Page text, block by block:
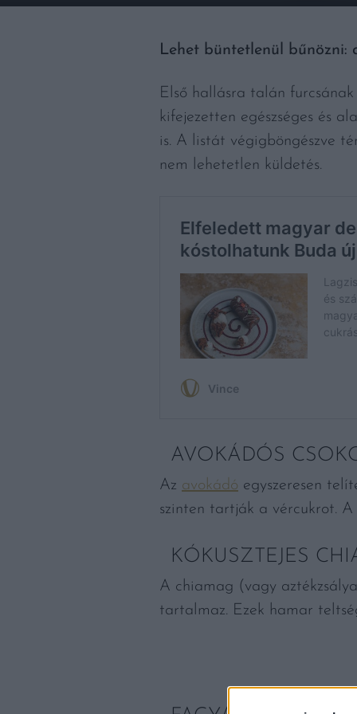
Lehet büntetlenül bűnözni:
Első hallásra talán
kifejezetten egészséges és
is. A listát végigböngészve
nem lehetetlen küldetés.
AVOKÁDÓS
Az avokádó egyszeresen
szinten tartják a vércukrot.
KÓKUSZTEJES
A chiamag (vagy
tartalmaz. Ezek hamar